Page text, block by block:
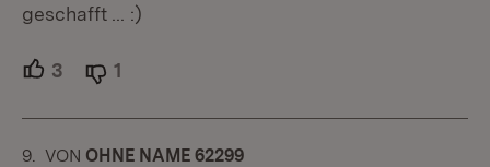
geschafft ... :)
3 Unterstützer.
1
9. KOMMENTAR
VON :OHNE NAME 62299